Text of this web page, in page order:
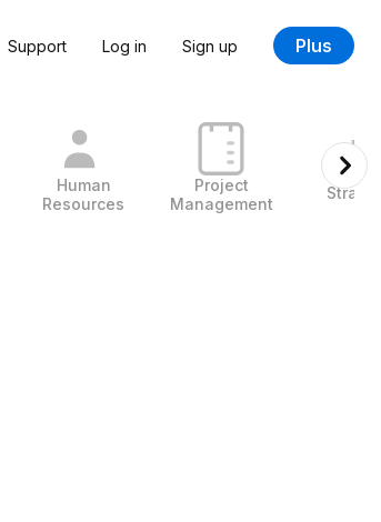
Support Log in Sign up Plus
Human
Resources
Project
Management